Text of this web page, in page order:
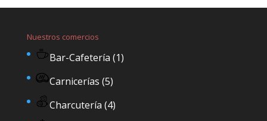
Nuestros comercios
Bar-Cafetería (1)
Carnicerías (5)
Charcutería (4)